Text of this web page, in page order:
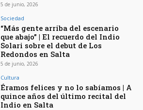
5 de junio, 2026
Sociedad
“Más gente arriba del escenario
que abajo” | El recuerdo del Indio
Solari sobre el debut de Los
Redondos en Salta
5 de junio, 2026
Cultura
Éramos felices y no lo sabíamos | A
quince años del último recital del
Indio en Salta